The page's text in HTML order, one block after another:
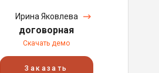
Ирина Яковлева
договорная
Скачать демо
Заказать